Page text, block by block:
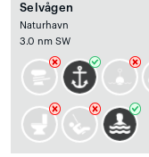
Selvågen
Naturhavn
3.0 nm SW